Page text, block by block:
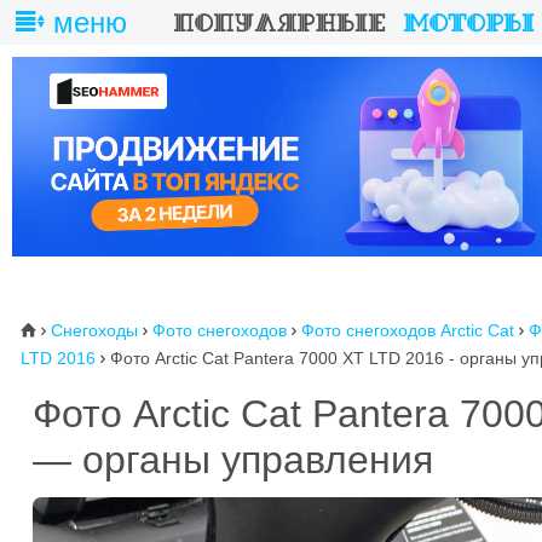
меню
⌂  Снегоходы  Фото снегоходов  Фото снегоходов Arctic Cat 
LTD 2016  Фото Arctic Cat Pantera 7000 XT LTD 2016 - органы
Фото Arctic Cat Pantera
— органы управления